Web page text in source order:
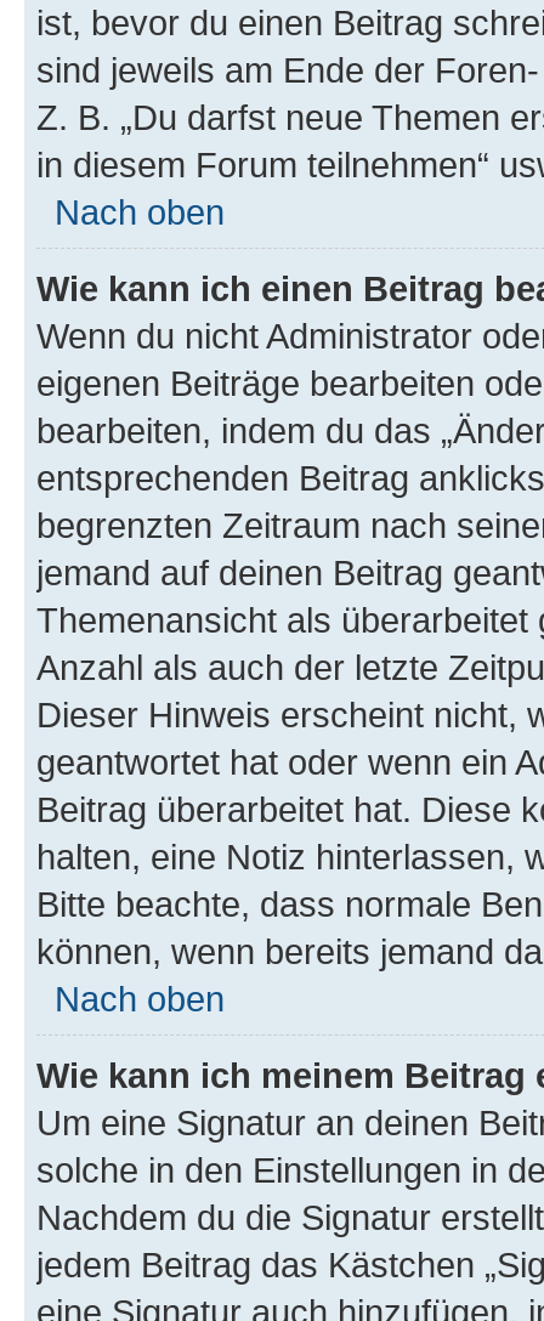
ist, bevor du einen Beitrag
sind jeweils am Ende der
Z. B. „Du darfst neue Themen
in diesem Forum teilnehmen“
Nach oben
Wie kann ich einen Beitrag
Wenn du nicht Administrator
eigenen Beiträge bearbeiten
bearbeiten, indem du das
entsprechenden Beitrag
begrenzten Zeitraum nach
jemand auf deinen Beitrag
Themenansicht als
Anzahl als auch der letzte
Dieser Hinweis erscheint nicht,
geantwortet hat oder wenn ein
Beitrag überarbeitet hat. Diese
halten, eine Notiz hinterlassen,
Bitte beachte, dass normale
können, wenn bereits jemand
Nach oben
Wie kann ich meinem
Um eine Signatur an deinen
solche in den Einstellungen in
Nachdem du die Signatur
jedem Beitrag das Kästchen
eine Signatur auch hinzufügen,